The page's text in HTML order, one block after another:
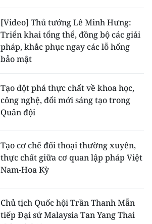
[Video] Thủ tướng Lê Minh Hưng:
Triển khai tổng thể, đồng bộ các giải
pháp, khắc phục ngay các lỗ hổng
bảo mật
Tạo đột phá thực chất về khoa học,
công nghệ, đổi mới sáng tạo trong
Quân đội
Tạo cơ chế đối thoại thường xuyên,
thực chất giữa cơ quan lập pháp Việt
Nam-Hoa Kỳ
Chủ tịch Quốc hội Trần Thanh Mẫn
tiếp Đại sứ Malaysia Tan Yang Thai